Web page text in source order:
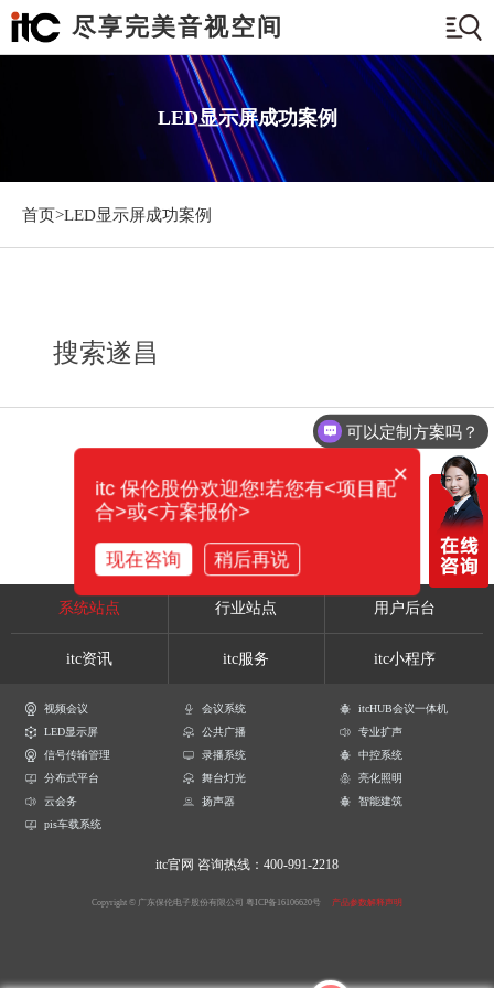
尽享完美音视空间
LED显示屏成功案例
首页>LED显示屏成功案例
搜索遂昌
系统站点 行业站点 用户后台
itc资讯 itc服务 itc小程序
视频会议 会议系统
itcHUB会议一体机
LED显示屏
公共广播
专业扩声
信号传输管理
录播系统
中控系统
分布式平台
舞台灯光
亮化照明
云会务
扬声器
智能建筑
pis车载系统
itc官网 咨询热线：400-991-2218
Copyright © 广东保伦电子股份有限公司 粤ICP备16106620号 产品参数解释声明
可以定制方案吗？
×
itc 保伦股份欢迎您!若您有<项目配
合>或<方案报价>
现在咨询 稍后再说